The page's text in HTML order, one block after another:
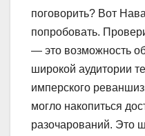
поговорить? Вот
попробовать.
— это возможность
широкой аудитории
имперского
могло накопиться
разочарований. Это